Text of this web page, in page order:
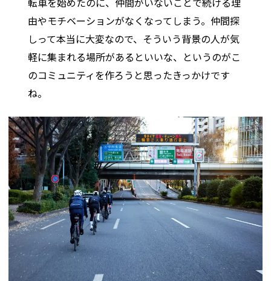
由やモチベーションがなくなってしまう。仲間探
しって本当に大変なので、そういう背景の人が気
軽に集まれる場所があるといいな、というのがこ
のコミュニティを作ろうと思ったきっかけです
ね。